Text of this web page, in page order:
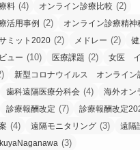
料 (4) オンライン診療比較 (2)
活用事例 (2) オンライン診療精神
ミット2020 (2) メドレー (2)
ュー (10) 医療課題 (2) 女医 イ
新型コロナウイルス オンライン
歯科遠隔医療分科会 (4) 海外オン
診療報酬改定 (7) 診療報酬改定
(4) 遠隔モニタリング (3) 遠隔
(3)